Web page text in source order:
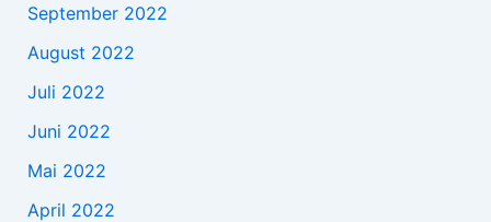
September 2022
August 2022
Juli 2022
Juni 2022
Mai 2022
April 2022